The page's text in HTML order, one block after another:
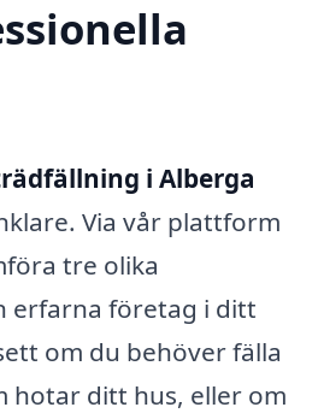
i Alberga
Via vår plattform
tre olika
erfarna företag i ditt
om du behöver fälla
hotar ditt hus, eller om